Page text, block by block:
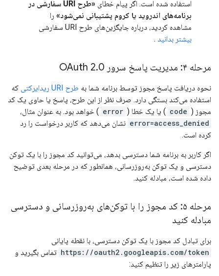
استفاده شده است. اگر پیام خطای
«طرح URI سفارشی در
برنامه‌های اندروید یا کروم پشتیبانی نمی‌شود» را
مشاهده کردید، درباره جایگزین‌های طرح URI سفارشی
بیشتر بدانید .
مرحله ۴: مدیریت پاسخ سرور OAuth 2 .0
نحوه دریافت پاسخ مجوز توسط برنامه شما به طرح URI ریدایرکتی
که
استفاده می‌کند بستگی دارد. صرف نظر از این طرح، پاسخ یا حاوی یک کد
مجوز ( code ) یا یک خطا ( error ) خواهد بود. به عنوان مثال،
error=access_denied نشان می‌دهد که کاربر درخواست را رد
کرده است.
اگر کاربر به برنامه شما دسترسی بدهد، می‌توانید کد مجوز را با یک توکن
دسترسی و یک توکن به‌روزرسانی، همانطور که در مرحله بعدی توضیح
داده شده است، مبادله کنید.
مرحله ۵: کد مجوز را با توکن‌های به‌روزرسانی و دسترسی
مبادله کنید
برای تبادل کد مجوز با یک توکن دسترسی، با نقطه پایانی
https://oauth2.googleapis.com/token تماس بگیرید و
پارامترهای زیر را تنظیم کنید: